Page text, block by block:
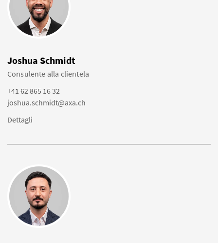
Joshua Schmidt
Consulente alla clientela
+41 62 865 16 32
joshua.schmidt@axa.ch
Dettagli